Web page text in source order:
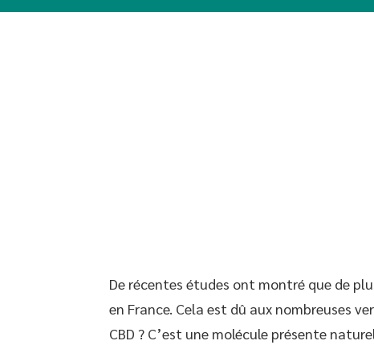
De récentes études ont montré que de
en France. Cela est dû aux nombreuses
CBD ? C’est une molécule présente